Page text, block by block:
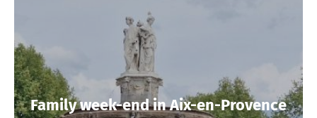
Family week-end in Aix-en-Provence